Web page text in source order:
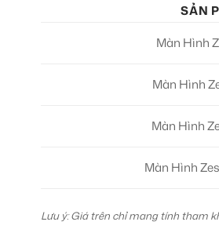
SẢN
Màn Hình
Màn Hình
Màn Hình
Màn Hình
Lưu ý: Giá trên chỉ mang tính tham